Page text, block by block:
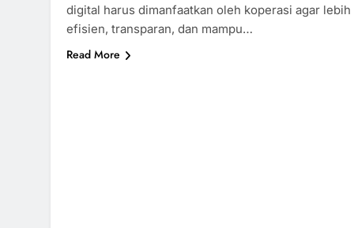
digital harus dimanfaatkan oleh koperasi agar lebih
efisien, transparan, dan mampu…
Read More